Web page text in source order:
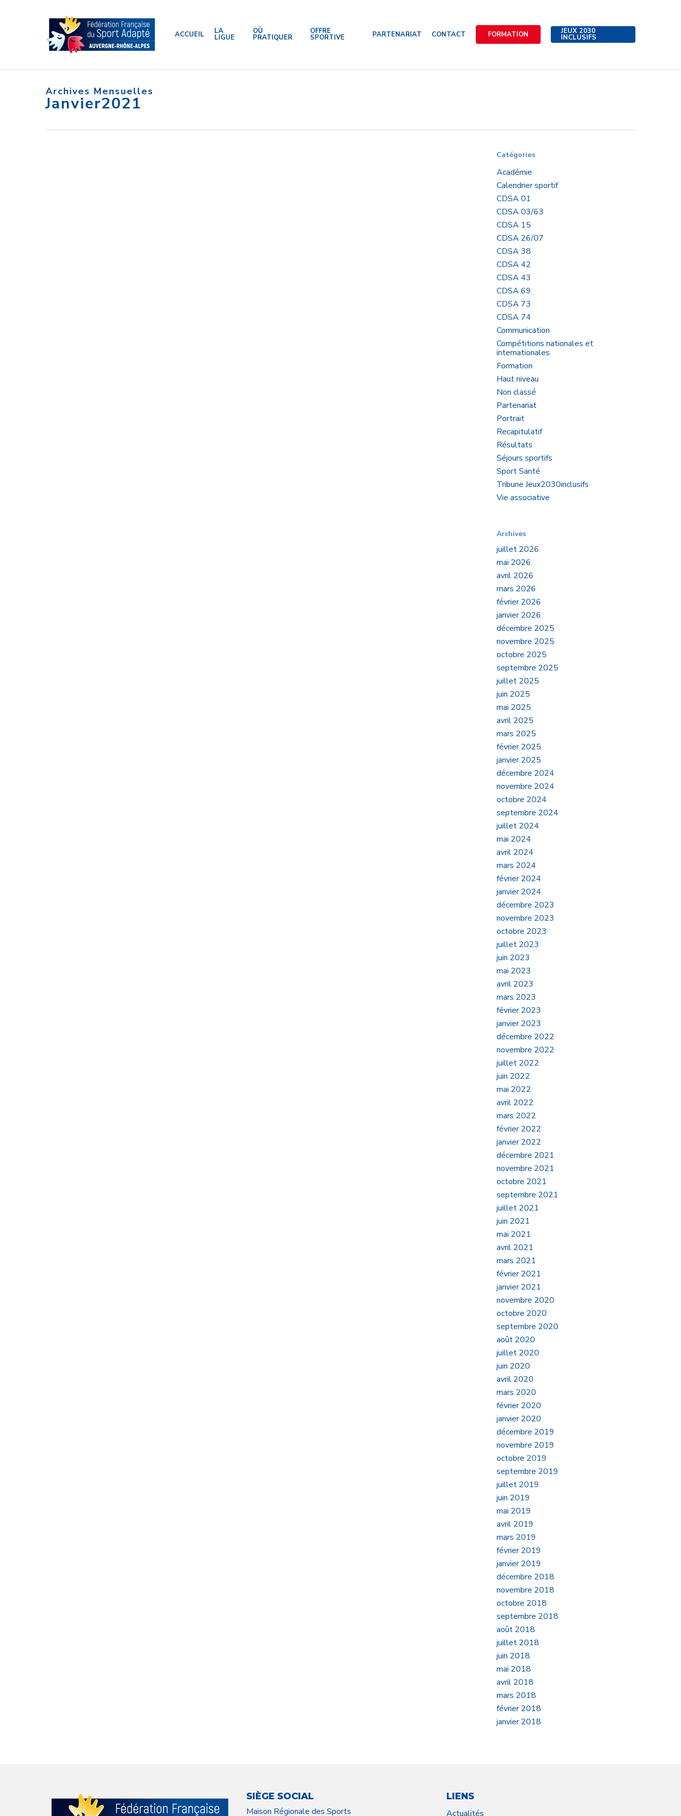
ACCUEIL LA
LIGUE
OÙ
PRATIQUER
OFFRE
SPORTIVE PARTENARIAT CONTACT FORMATION JEUX 2030
INCLUSIFS
Archives Mensuelles
Janvier2021
Catégories
Académie
Calendrier sportif
CDSA 01
CDSA 03/63
CDSA 15
CDSA 26/07
CDSA 38
CDSA 42
CDSA 43
CDSA 69
CDSA 73
CDSA 74
Communication
Compétitions nationales et
internationales
Formation
Haut niveau
Non classé
Partenariat
Portrait
Recapitulatif
Résultats
Séjours sportifs
Sport Santé
Tribune Jeux2030inclusifs
Vie associative
Archives
juillet 2026
mai 2026
avril 2026
mars 2026
février 2026
janvier 2026
décembre 2025
novembre 2025
octobre 2025
septembre 2025
juillet 2025
juin 2025
mai 2025
avril 2025
mars 2025
février 2025
janvier 2025
décembre 2024
novembre 2024
octobre 2024
septembre 2024
juillet 2024
mai 2024
avril 2024
mars 2024
février 2024
janvier 2024
décembre 2023
novembre 2023
octobre 2023
juillet 2023
juin 2023
mai 2023
avril 2023
mars 2023
février 2023
janvier 2023
décembre 2022
novembre 2022
juillet 2022
juin 2022
mai 2022
avril 2022
mars 2022
février 2022
janvier 2022
décembre 2021
novembre 2021
octobre 2021
septembre 2021
juillet 2021
juin 2021
mai 2021
avril 2021
mars 2021
février 2021
janvier 2021
novembre 2020
octobre 2020
septembre 2020
août 2020
juillet 2020
juin 2020
avril 2020
mars 2020
février 2020
janvier 2020
décembre 2019
novembre 2019
octobre 2019
septembre 2019
juillet 2019
juin 2019
mai 2019
avril 2019
mars 2019
février 2019
janvier 2019
décembre 2018
novembre 2018
octobre 2018
septembre 2018
août 2018
juillet 2018
juin 2018
mai 2018
avril 2018
mars 2018
février 2018
janvier 2018
SIÈGE SOCIAL
Maison Régionale des Sports
LIENS
Actualités